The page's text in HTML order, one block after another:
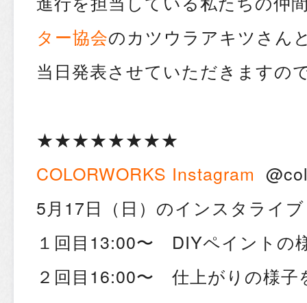
ター協会のカツウラアキツさん
当日発表させていただきますの
★★★★★★★★
COLORWORKS Instagram
5月17日（日）のインスタライ
１回目13:00〜 DIYペイントの
２回目16:00〜 仕上がりの様子